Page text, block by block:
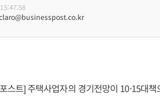
스트] 주택사업자의 경기전망이 10·15대